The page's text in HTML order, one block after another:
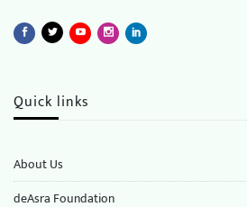
Quick links
About Us
deAsra Foundation